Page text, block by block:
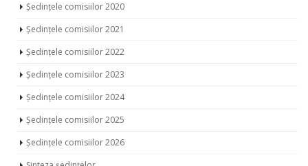
Ședințele comisiilor 2020
Ședințele comisiilor 2021
Ședințele comisiilor 2022
Ședințele comisiilor 2023
Ședințele comisiilor 2024
Ședințele comisiilor 2025
Ședințele comisiilor 2026